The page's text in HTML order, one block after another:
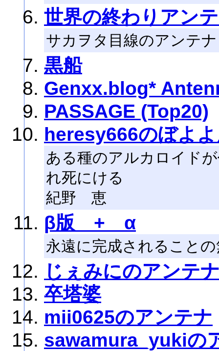
世界の終わりアン
サカヲタ目線のアンテナ
黒船
Genxx.blog*
PASSAGE (Top20)
heresy666のぼよ
ある種のアルカロイド
れ死にける
紀野 恵
β版 + α
永遠に完成されること
じぇみにのアンテ
卒塔婆
mii0625のアンテナ
sawamura_yukiの